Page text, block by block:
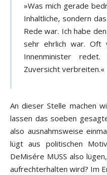
»Was mich gerade
Inhaltliche, sondern
Rede war. Ich habe
sehr ehrlich war. Oft
Innenminister
Zuversicht verbreiten.«
An dieser Stelle machen
lassen das soeben
also ausnahmsweise
lügt aus politischen
DeMisére MUSS also
aufrechterhalten wird? Im